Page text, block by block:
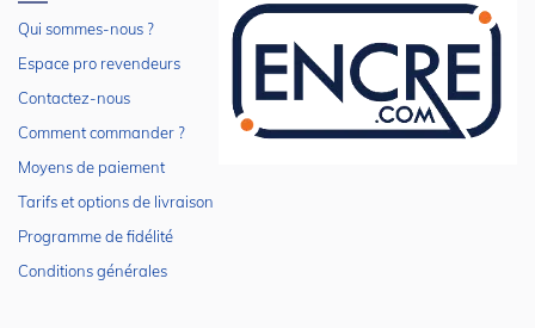
Qui sommes-nous ?
Espace pro revendeurs
Contactez-nous
Comment commander ?
Moyens de paiement
Tarifs et options de livraison
Programme de fidélité
Conditions générales